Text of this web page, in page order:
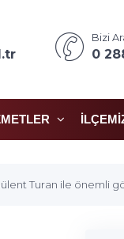
Bizi
0
Turan ile önemli